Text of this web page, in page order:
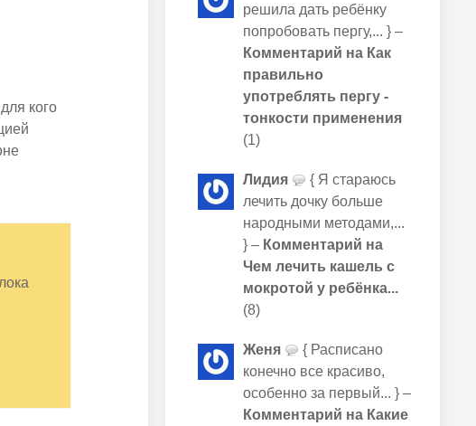
кого
решила дать ребёнку
попробовать пергу,... } –
Комментарий на Как
правильно
употреблять пергу -
тонкости применения
(1)
Лидия
{ Я стараюсь
лечить дочку больше
народными методами,...
} – Комментарий на
Чем лечить кашель с
мокротой у ребёнка...
(8)
Женя
{ Расписано
конечно все красиво,
особенно за первый... } –
Комментарий на Какие